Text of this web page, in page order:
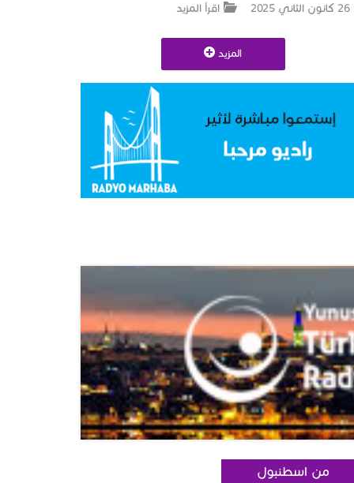
26 كانون الثاني 2025 اقرأ المزيد
المزيد
من اسطنبول